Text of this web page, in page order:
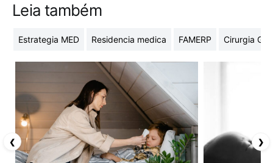
Leia também
Estrategia MED Residencia medica FAMERP Cirurgia
❮ ❯